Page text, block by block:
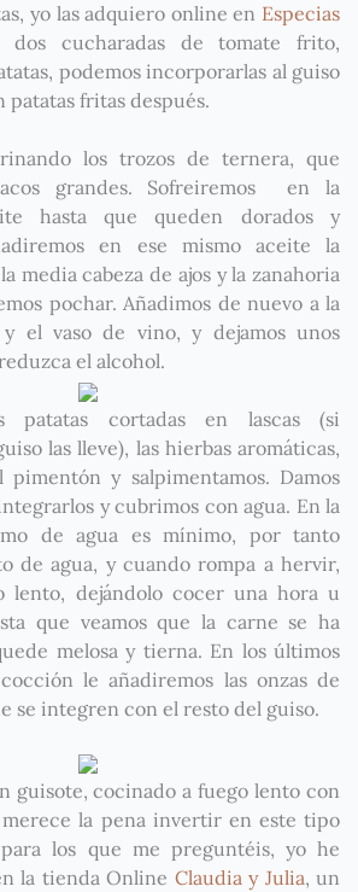
yo las adquiero online en Especias
dos cucharadas de tomate frito,
podemos incorporarlas al guiso
patatas fritas después.
los trozos de ternera, que
grandes. Sofreiremos en la
hasta que queden dorados y
en ese mismo aceite la
media cabeza de ajos y la zanahoria
pochar. Añadimos de nuevo a la
el vaso de vino, y dejamos unos
el alcohol.
patatas cortadas en lascas (si
las lleve), las hierbas aromáticas,
y salpimentamos. Damos
y cubrimos con agua. En la
de agua es mínimo, por tanto
de agua, y cuando rompa a hervir,
lento, dejándolo cocer una hora u
que veamos que la carne se ha
melosa y tierna. En los últimos
le añadiremos las onzas de
se integren con el resto del guiso.
guisote, cocinado a fuego lento con
la pena invertir en este tipo
los que me preguntéis, yo he
la tienda Online Claudia y Julia, un